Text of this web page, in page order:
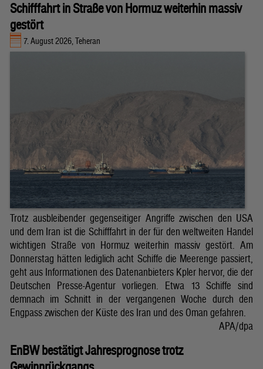
Schifffahrt in Straße von Hormuz weiterhin massiv
gestört
7. August 2026, Teheran
Trotz ausbleibender gegenseitiger Angriffe zwischen den USA
und dem Iran ist die Schifffahrt in der für den weltweiten Handel
wichtigen Straße von Hormuz weiterhin massiv gestört. Am
Donnerstag hätten lediglich acht Schiffe die Meerenge passiert,
geht aus Informationen des Datenanbieters Kpler hervor, die der
Deutschen Presse-Agentur vorliegen. Etwa 13 Schiffe sind
demnach im Schnitt in der vergangenen Woche durch den
Engpass zwischen der Küste des Iran und des Oman gefahren.
APA/dpa
EnBW bestätigt Jahresprognose trotz